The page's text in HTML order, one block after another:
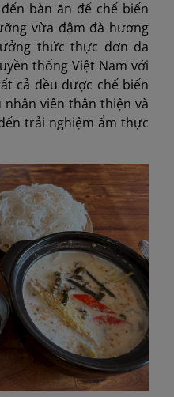
bàn ăn để chế biến
vừa đậm đà hương
thức thực đơn đa
thống Việt Nam với
cả đều được chế biến
viên thân thiện và
trải nghiệm ẩm thực